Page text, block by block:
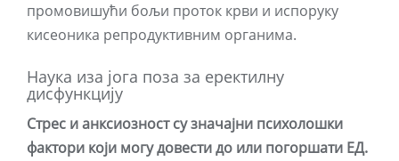
промовишући бољи проток крви и испоруку
кисеоника репродуктивним органима.
Наука иза јога поза за еректилну
дисфункцију
Стрес и анксиозност су значајни психолошки
фактори који могу довести до или погоршати ЕД.